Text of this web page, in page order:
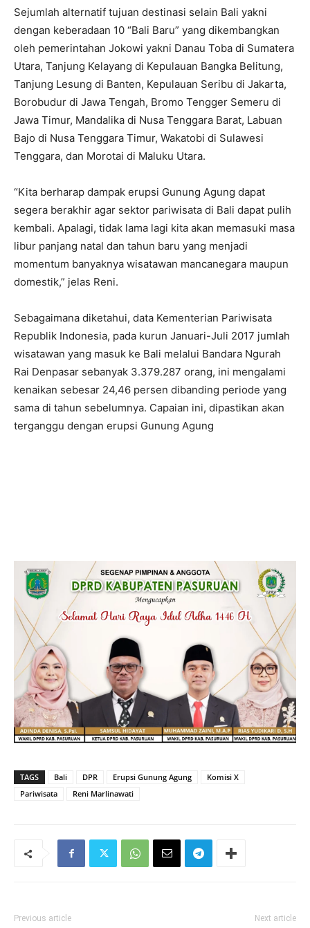
Sejumlah alternatif tujuan destinasi selain Bali yakni
dengan keberadaan 10 “Bali Baru” yang dikembangkan
oleh pemerintahan Jokowi yakni Danau Toba di Sumatera
Utara, Tanjung Kelayang di Kepulauan Bangka Belitung,
Tanjung Lesung di Banten, Kepulauan Seribu di Jakarta,
Borobudur di Jawa Tengah, Bromo Tengger Semeru di
Jawa Timur, Mandalika di Nusa Tenggara Barat, Labuan
Bajo di Nusa Tenggara Timur, Wakatobi di Sulawesi
Tenggara, dan Morotai di Maluku Utara.
“Kita berharap dampak erupsi Gunung Agung dapat
segera berakhir agar sektor pariwisata di Bali dapat pulih
kembali. Apalagi, tidak lama lagi kita akan memasuki masa
libur panjang natal dan tahun baru yang menjadi
momentum banyaknya wisatawan mancanegara maupun
domestik,” jelas Reni.
Sebagaimana diketahui, data Kementerian Pariwisata
Republik Indonesia, pada kurun Januari-Juli 2017 jumlah
wisatawan yang masuk ke Bali melalui Bandara Ngurah
Rai Denpasar sebanyak 3.379.287 orang, ini mengalami
kenaikan sebesar 24,46 persen dibanding periode yang
sama di tahun sebelumnya. Capaian ini, dipastikan akan
terganggu dengan erupsi Gunung Agung
TAGS Bali DPR Erupsi Gunung Agung
Komisi X
Pariwisata
Reni Marlinawati
Previous article Next article